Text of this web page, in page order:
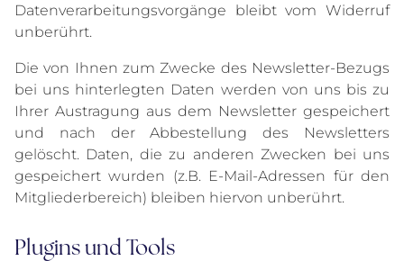
Datenverarbeitungsvorgänge bleibt vom Widerruf
unberührt.
Die von Ihnen zum Zwecke des Newsletter-Bezugs
bei uns hinterlegten Daten werden von uns bis zu
Ihrer Austragung aus dem Newsletter gespeichert
und nach der Abbestellung des Newsletters
gelöscht. Daten, die zu anderen Zwecken bei uns
gespeichert wurden (z.B. E-Mail-Adressen für den
Mitgliederbereich) bleiben hiervon unberührt.
Plugins und Tools